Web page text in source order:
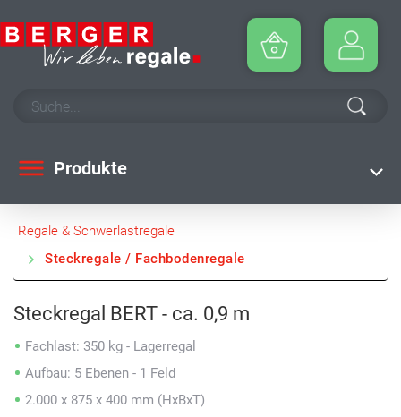
Produkte
Regale & Schwerlastregale
Steckregale / Fachbodenregale
Steckregal BERT - ca. 0,9 m
Fachlast: 350 kg - Lagerregal
Aufbau: 5 Ebenen - 1 Feld
2.000 x 875 x 400 mm (HxBxT)